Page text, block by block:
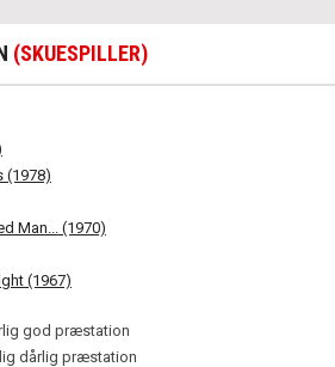
(SKUESPILLER)
(1978)
Man... (1970)
(1967)
god præstation
dårlig præstation